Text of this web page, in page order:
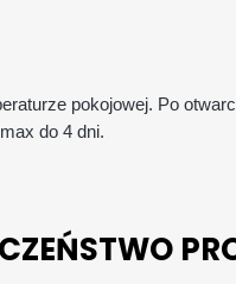
pokojowej. Po
do 4 dni.